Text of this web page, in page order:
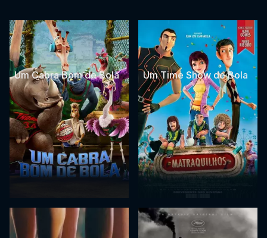
Um Cabra Bom de Bola Um Time Show de Bola